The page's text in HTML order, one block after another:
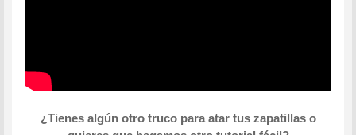
¿Tienes algún otro truco para atar tus zapatillas o